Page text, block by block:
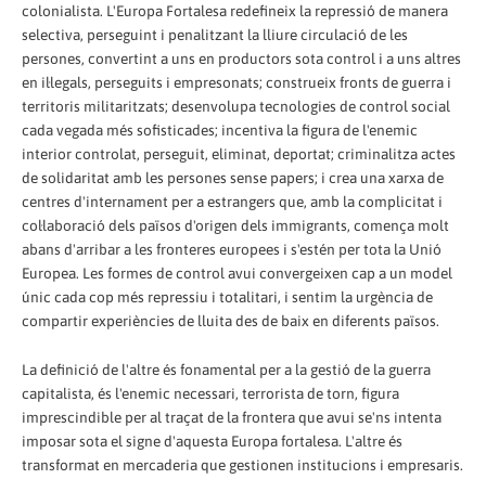
colonialista. L'Europa Fortalesa redefineix la repressió de manera
selectiva, perseguint i penalitzant la lliure circulació de les
persones, convertint a uns en productors sota control i a uns altres
en il·legals, perseguits i empresonats; construeix fronts de guerra i
territoris militaritzats; desenvolupa tecnologies de control social
cada vegada més sofisticades; incentiva la figura de l'enemic
interior controlat, perseguit, eliminat, deportat; criminalitza actes
de solidaritat amb les persones sense papers; i crea una xarxa de
centres d'internament per a estrangers que, amb la complicitat i
col·laboració dels països d'origen dels immigrants, comença molt
abans d'arribar a les fronteres europees i s'estén per tota la Unió
Europea. Les formes de control avui convergeixen cap a un model
únic cada cop més repressiu i totalitari, i sentim la urgència de
compartir experiències de lluita des de baix en diferents països.
La definició de l'altre és fonamental per a la gestió de la guerra
capitalista, és l'enemic necessari, terrorista de torn, figura
imprescindible per al traçat de la frontera que avui se'ns intenta
imposar sota el signe d'aquesta Europa fortalesa. L'altre és
transformat en mercaderia que gestionen institucions i empresaris.